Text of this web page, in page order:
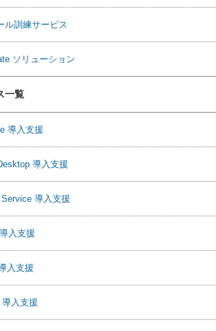
ル訓練サービス
ソリューション
一覧
導入支援
導入支援
導入支援
入支援
入支援
入支援